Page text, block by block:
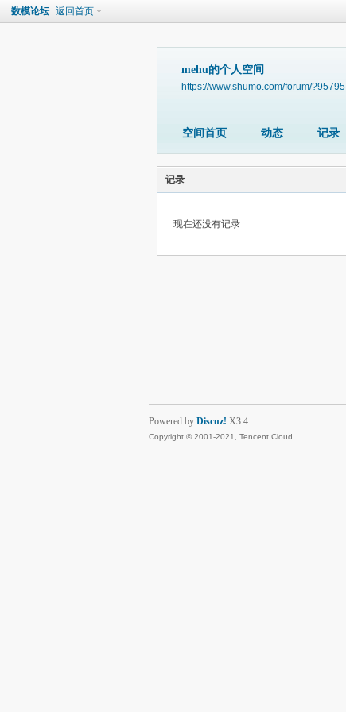
数模论坛 返回首页
mehu的个人空间
https://www.shumo.com/forum/?95795
空间首页 动态 记录
记录
现在还没有记录
Powered by Discuz! X3.4
Copyright © 2001-2021, Tencent Cloud.